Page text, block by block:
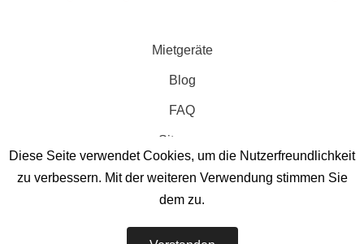
Mietgeräte
Blog
FAQ
Sitemap
Diese Seite verwendet Cookies, um die Nutzerfreundlichkeit
zu verbessern. Mit der weiteren Verwendung stimmen Sie
dem zu.